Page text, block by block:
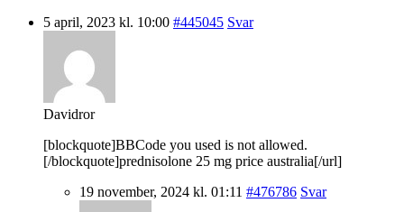
5 april, 2023 kl. 10:00 #445045 Svar
Davidror
[blockquote]BBCode you used is not allowed.
[/blockquote]prednisolone 25 mg price australia[/url]
19 november, 2024 kl. 01:11 #476786 Svar